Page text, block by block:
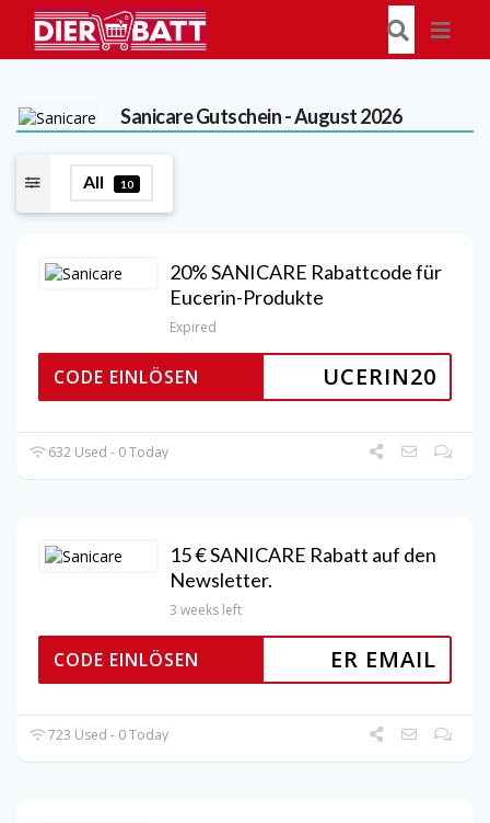
SanicareGutschein - August 2026
All 10
20% SANICARE Rabattcode für
Eucerin-Produkte
Expired
UCERIN20
CODE EINLÖSEN
632 Used - 0 Today
15 € SANICARE Rabatt auf den
Newsletter.
3 weeks left
ER EMAIL
CODE EINLÖSEN
723 Used - 0 Today